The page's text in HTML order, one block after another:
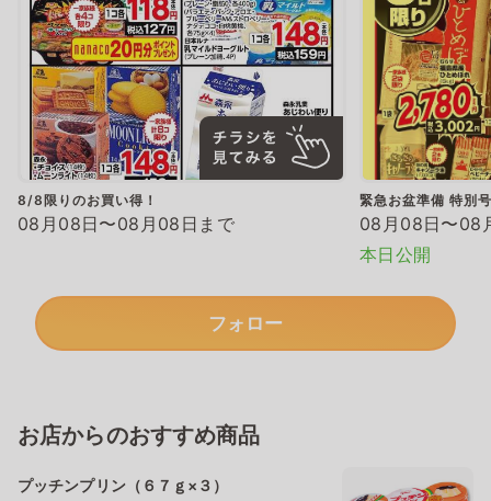
8/8限りのお買い得！
08月08日〜08月08日まで
緊急お盆準備 特別号
08月08日〜08
本日公開
フォロー
お店からのおすすめ商品
プッチンプリン（６７ｇ×３）